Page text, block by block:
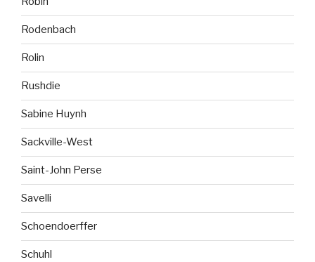
Rodenbach
Rolin
Rushdie
Sabine Huynh
Sackville-West
Saint-John Perse
Savelli
Schoendoerffer
Schuhl